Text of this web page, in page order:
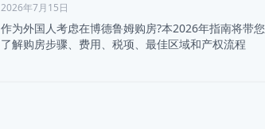
2026年7月15日
作为外国人考虑在博德鲁姆购房?本2026年指南将带您
了解购房步骤、费用、税项、最佳区域和产权流程